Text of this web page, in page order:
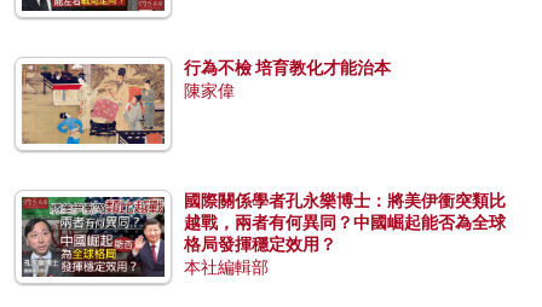
行為不檢 培育教化才能治本
陳家偉
國際關係學者孔永樂博士：將美伊衝突類比
越戰，兩者有何異同？中國崛起能否為全球
格局發揮穩定效用？
本社編輯部